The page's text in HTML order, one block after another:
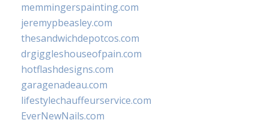
memmingerspainting.com
jeremypbeasley.com
thesandwichdepotcos.com
drgiggleshouseofpain.com
hotflashdesigns.com
garagenadeau.com
lifestylechauffeurservice.com
EverNewNails.com